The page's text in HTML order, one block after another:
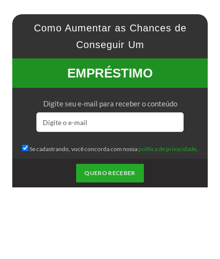
Como Aumentar as Chances de
Conseguir Um
EMPRÉSTIMO
Digite seu e-mail para receber o conteúdo
Se cadastrando, você concorda com nossa política de privacidade.
QUERO RECEBER